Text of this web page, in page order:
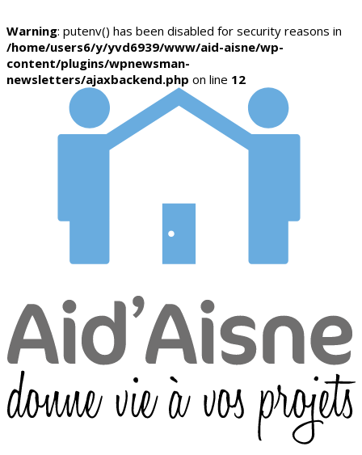
Warning: putenv() has been disabled for security reasons in
/home/users6/y/yvd6939/www/aid-aisne/wp-
content/plugins/wpnewsman-
newsletters/ajaxbackend.php on line 12